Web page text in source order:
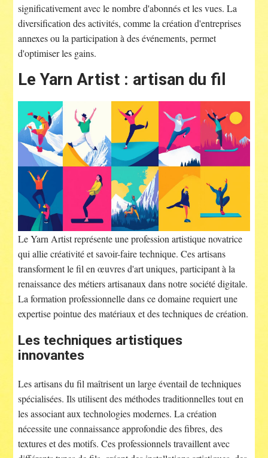
significativement avec le nombre d'abonnés et les vues. La
diversification des activités, comme la création d'entreprises
annexes ou la participation à des événements, permet
d'optimiser les gains.
Le Yarn Artist : artisan du fil
Le Yarn Artist représente une profession artistique novatrice
qui allie créativité et savoir-faire technique. Ces artisans
transforment le fil en œuvres d'art uniques, participant à la
renaissance des métiers artisanaux dans notre société digitale.
La formation professionnelle dans ce domaine requiert une
expertise pointue des matériaux et des techniques de création.
Les techniques artistiques
innovantes
Les artisans du fil maîtrisent un large éventail de techniques
spécialisées. Ils utilisent des méthodes traditionnelles tout en
les associant aux technologies modernes. La création
nécessite une connaissance approfondie des fibres, des
textures et des motifs. Ces professionnels travaillent avec